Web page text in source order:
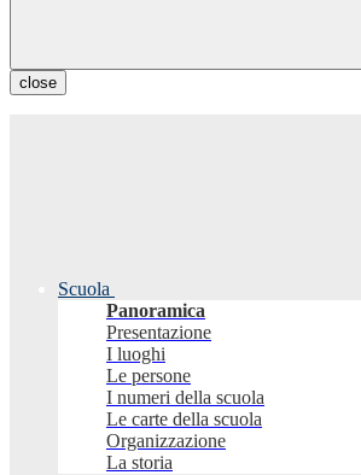
close
Scuola
Panoramica
Presentazione
I luoghi
Le persone
I numeri della scuola
Le carte della scuola
Organizzazione
La storia